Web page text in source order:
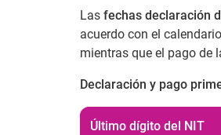
Las fechas declaración
acuerdo con el
mientras que el pago de
Declaración y pago
Último dígito del NIT